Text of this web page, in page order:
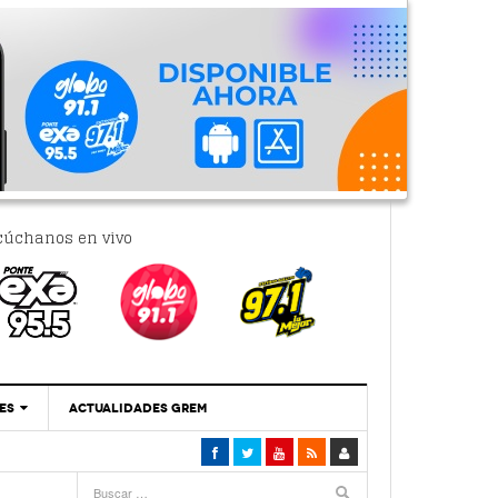
en vivo
‘Se Vale Soñar Con Una Contraloría Ciudadana’
ACTUALIDADES GREM